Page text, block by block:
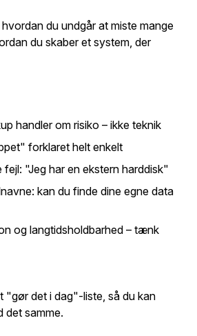
du undgår at miste mange
du skaber et system, der
handler om risiko – ikke teknik
forklaret helt enkelt
fejl: "Jeg har en ekstern harddisk"
kan du finde dine egne data
og langtidsholdbarhed – tænk
"gør det i dag"-liste, så du kan
det samme.